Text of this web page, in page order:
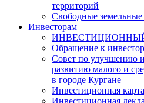
территорий
Свободные земельные
Инвесторам
Обращение к
Совет по улучшению
развитию малого и
в городе Кургане
Инвестиционная
Инвестиционная